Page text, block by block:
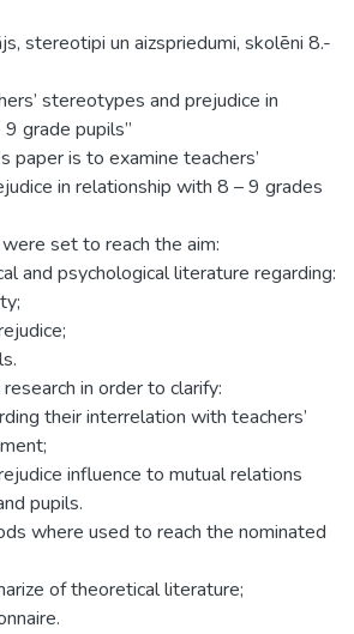
stereotipi un aizspriedumi, skolēni 8.-
stereotypes and prejudice in
grade pupils”
paper is to examine teachers’
in relationship with 8 – 9 grades
set to reach the aim:
and psychological literature regarding:
in order to clarify:
their interrelation with teachers’
influence to mutual relations
pupils.
where used to reach the nominated
of theoretical literature;